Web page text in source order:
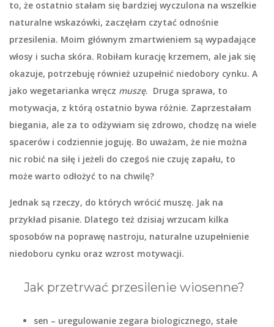
to, że ostatnio stałam się bardziej wyczulona na wszelkie
naturalne wskazówki, zaczęłam czytać odnośnie
przesilenia. Moim głównym zmartwieniem są wypadające
włosy i sucha skóra. Robiłam kurację krzemem, ale jak się
okazuje, potrzebuję również uzupełnić niedobory cynku. A
jako wegetarianka wręcz muszę. Druga sprawa, to
motywacja, z którą ostatnio bywa różnie. Zaprzestałam
biegania, ale za to odżywiam się zdrowo, chodzę na wiele
spacerów i codziennie joguję. Bo uważam, że nie można
nic robić na siłę i jeżeli do czegoś nie czuję zapału, to
może warto odłożyć to na chwilę?
Jednak są rzeczy, do których wrócić muszę. Jak na
przykład pisanie. Dlatego też dzisiaj wrzucam kilka
sposobów na poprawę nastroju, naturalne uzupełnienie
niedoboru cynku oraz wzrost motywacji.
Jak przetrwać przesilenie wiosenne?
sen – uregulowanie zegara biologicznego, stałe